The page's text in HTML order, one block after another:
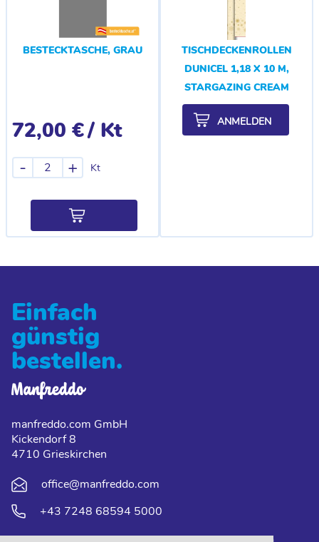
BESTECKTASCHE, GRAU
72,00 €/ Kt
Kt
- +
TISCHDECKENROLLEN
DUNICEL 1,18 X 10 M,
STARGAZING CREAM
ANMELDEN
Einfach
günstig
bestellen.
manfreddo.com GmbH
Kickendorf 8
4710 Grieskirchen
office@manfreddo.com
+43 7248 68594 5000